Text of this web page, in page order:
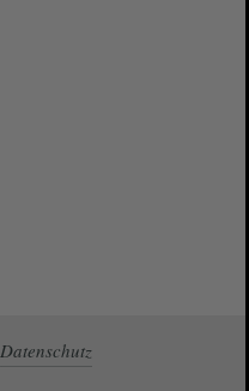
Datenschutz